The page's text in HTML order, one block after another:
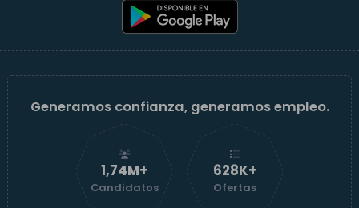
Generamos confianza, generamos empleo.
1,74M+
Candidatos
629K+
Ofertas